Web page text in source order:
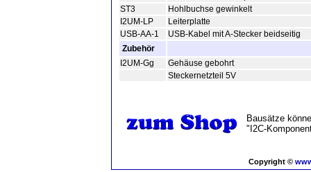
ST3
Hohlbuchse gewinkelt
I2UM-LP
Leiterplatte
USB-AA-1
USB-Kabel mit A-Stecker beidseitig
Zubehör
I2UM-Gg
Gehäuse gebohrt
Steckernetzteil 5V
Bausätze
"I2C-
Copyright ©